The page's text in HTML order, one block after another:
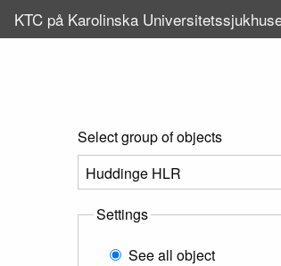
KTC på Karolinska
Select group of objects
Settings
See all object